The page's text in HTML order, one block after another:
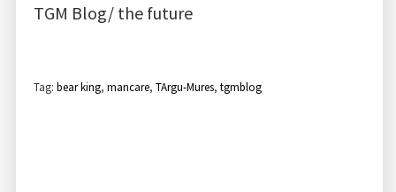
TGM Blog/ the future
Tag: bear king, mancare, TArgu-Mures, tgmblog